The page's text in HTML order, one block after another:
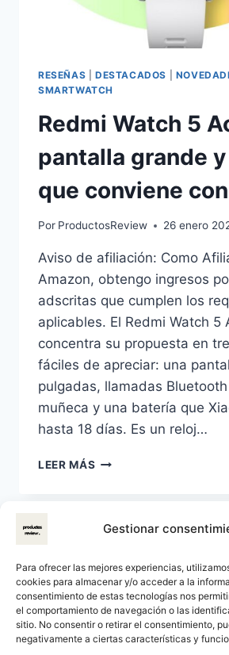
Gestionar
Para ofrecer las mejores experiencias,
cookies para almacenar y/o acceder a la
consentimiento de estas tecnologías nos
el comportamiento de navegación o las
sitio. No consentir o retirar el consentimiento,
negativamente a ciertas características y
RESEÑAS DESTACADOS
SMARTWATCH
Redmi Watch 5
pantalla grande
que conviene
Por ProductosReview 26 enero
Aviso de afiliación: Como
Amazon, obtengo ingresos
adscritas que cumplen los
aplicables. El Redmi Watch 5
concentra su propuesta en
fáciles de apreciar: una
pulgadas, llamadas
muñeca y una batería que
hasta 18 días. Es un reloj…
LEER MÁS REDMI
PANTALLA
LÍMITES
QUE
CONVIENE
CONOCER
© 2026 ProductosReview Reseñas